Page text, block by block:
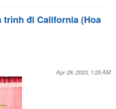
trình đi California (Hoa
Apr 28, 2023, 1:25 AM